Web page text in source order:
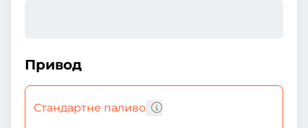
Привод
Стандартне паливо